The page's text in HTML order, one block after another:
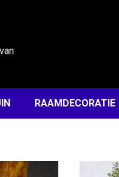
RAAMDECORATIE